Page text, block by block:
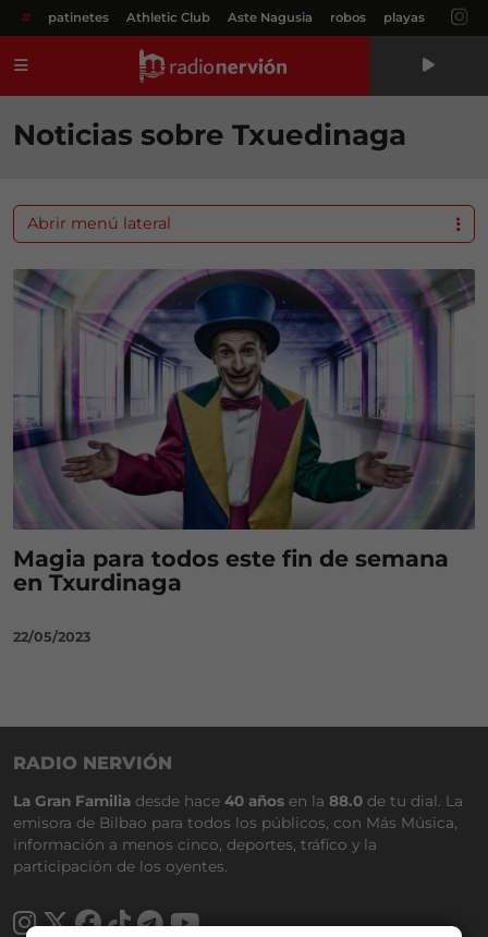
# patinetes Athletic Club Aste Nagusia robos playas
Noticias sobre Txuedinaga
Magia para todos este fin de semana
en Txurdinaga
22/05/2023
Abrir menú lateral
RADIO NERVIÓN
La Gran Familia desde hace 40 años en la 88.0 de tu dial. La
emisora de Bilbao para todos los públicos, con Más Música,
información a menos cinco, deportes, tráfico y la
participación de los oyentes.